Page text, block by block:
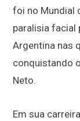
foi no Mundial
paralisia facial
Argentina nas
conquistando
Neto.
Em sua